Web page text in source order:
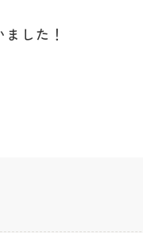
した！